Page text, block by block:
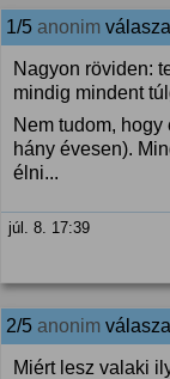
1/5 anonim
Nagyon röviden:
mindig mindent
Nem tudom,
hány évesen).
élni...
júl. 8. 17:39
2/5 anonim
Miért lesz valaki